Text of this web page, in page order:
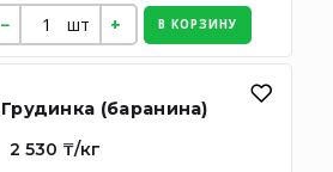
шт В КОРЗИНУ
Грудинка (баранина)
2 530 ₸/кг